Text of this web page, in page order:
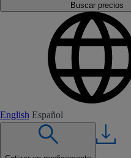
Buscar precios
English Español